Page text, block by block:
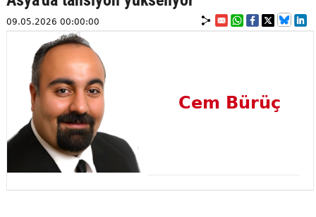
09.05.2026 00:00:00
Cem Bürüç